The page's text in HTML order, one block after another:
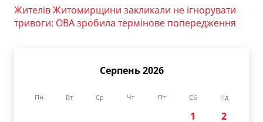
Жителів Житомирщини закликали не ігнорувати
тривоги: ОВА зробила термінове попередження
Серпень 2026
Пн Вт Ср Чт Пт Сб Нд
1
2